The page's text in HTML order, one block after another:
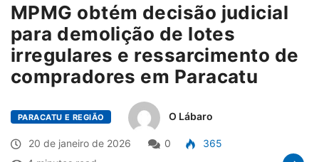
MPMG obtém decisão judicial
para demolição de lotes
irregulares e ressarcimento de
compradores em Paracatu
PARACATU E REGIÃO O Lábaro
20 de janeiro de 2026 0
365